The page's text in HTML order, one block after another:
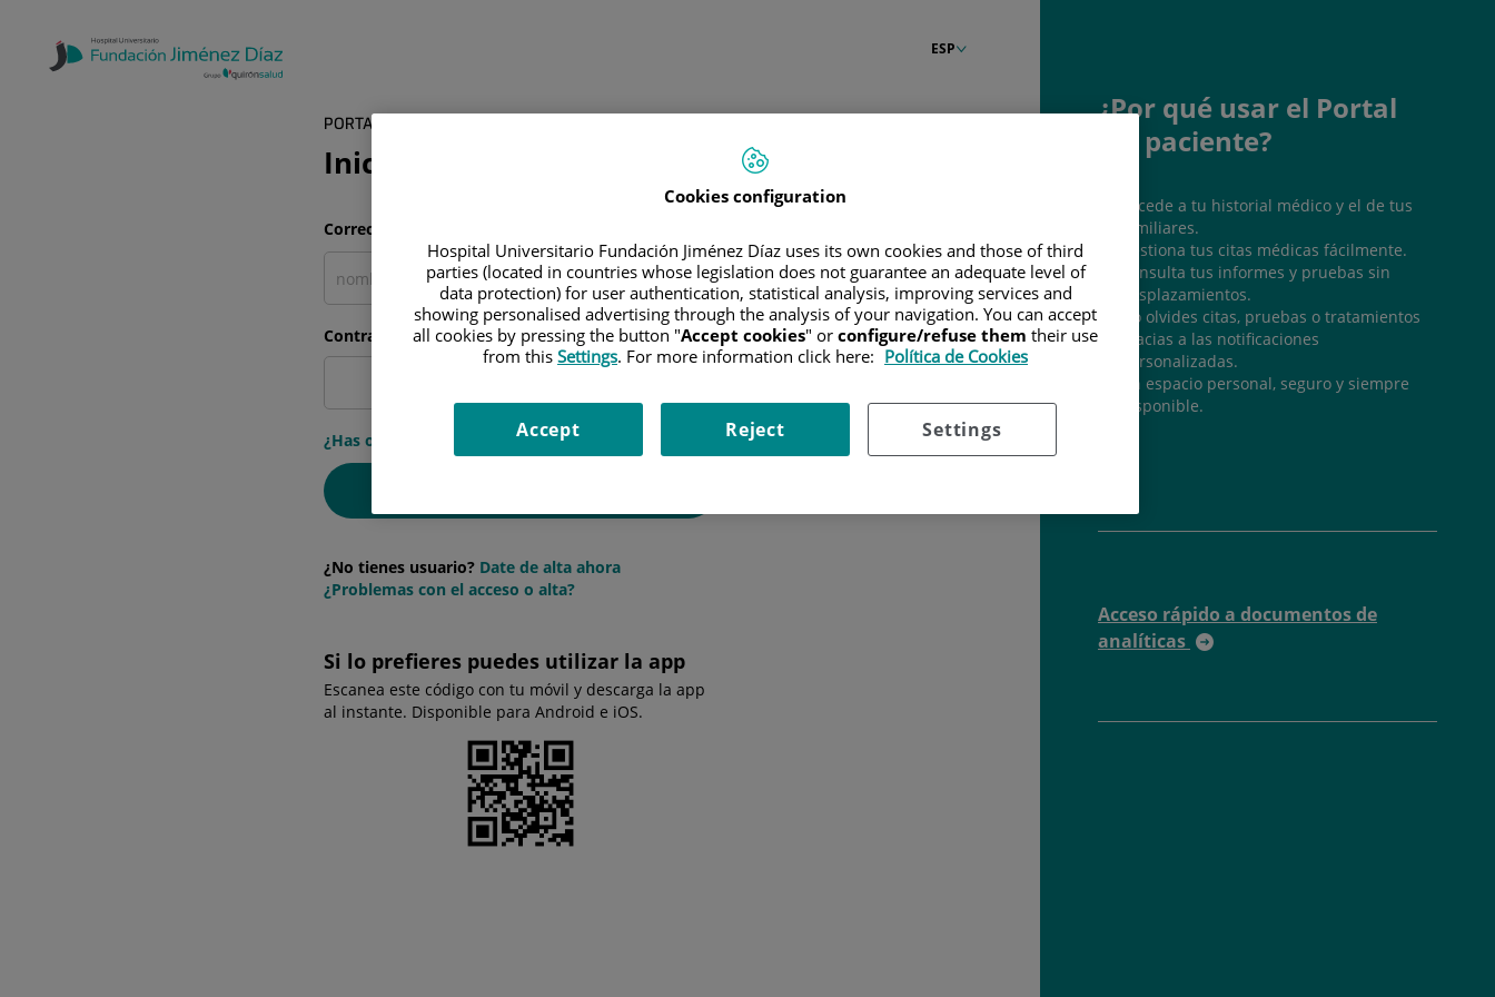
ESP
PORTAL DEL PACIENTE
Inicia sesión
Correo electrónico
Contraseña
¿Has olvidado tu contraseña?
¿No tienes usuario? Date de alta ahora
¿Problemas con el acceso o alta?
Si lo prefieres puedes utilizar la app
Escanea este código con tu móvil y descarga la app
al instante. Disponible para Android e iOS.
¿Por qué usar el Portal
del paciente?
Accede a tu historial médico y el de tus
familiares.
Gestiona tus citas médicas fácilmente.
Consulta tus informes y pruebas sin
desplazamientos.
No olvides citas, pruebas o tratamientos
gracias a las notificaciones
personalizadas.
Un espacio personal, seguro y siempre
disponible.
Acceso rápido a documentos de
analíticas
Cookies configuration
Hospital Universitario Fundación Jiménez Díaz uses its own cookies and those of third
parties (located in countries whose legislation does not guarantee an adequate level of
data protection) for user authentication, statistical analysis, improving services and
showing personalised advertising through the analysis of your navigation. You can accept
all cookies by pressing the button "Accept cookies" or configure/refuse them their use
from this Settings. For more information click here: Política de Cookies
Settings
Reject
Accept